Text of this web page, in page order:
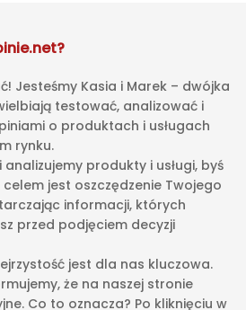
Jesteśmy Kasia i Marek – dwójka
testować, analizować i
o produktach i usługach
rynku.
produkty i usługi, byś
celem jest oszczędzenie Twojego
informacji, których
przed podjęciem decyzji
jest dla nas kluczowa.
że na naszej stronie
Co to oznacza? Po kliknięciu w